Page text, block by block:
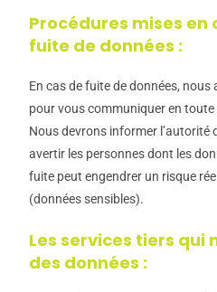
Procédures mises
fuite de données :
En cas de fuite de données,
pour vous communiquer en
Nous devrons informer l’autorité
avertir les personnes dont les
fuite peut engendrer un risque
(données sensibles).
Les services tiers
des données :